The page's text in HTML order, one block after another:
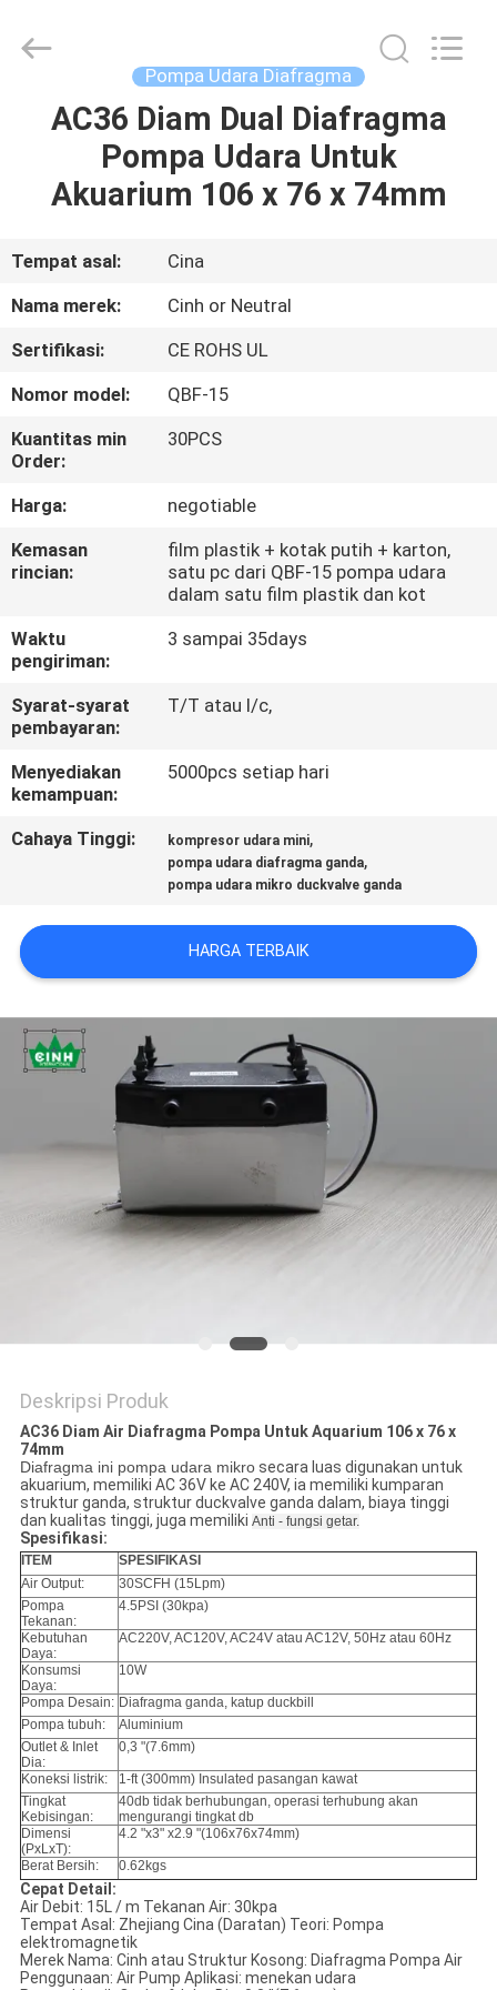
RUMAH
PRODUK
TENTANG
KAMI
TUR
PABRIK
KONTROL
KUALITAS
HUBUNGI
KAMI
BERITA
SITEMAP
PRIVACY
co.,limited.
Pompa Udara Diafragma
AC36 Diam Dual Diafragma
Pompa Udara Untuk
Akuarium 106 x 76 x 74mm
Tempat asal:
Cina
Nama merek:
Cinh or Neutral
Sertifikasi:
CE ROHS UL
Nomor model:
QBF-15
Kuantitas min
Order:
30PCS
Harga:
negotiable
Kemasan
rincian:
film plastik + kotak putih + karton,
satu pc dari QBF-15 pompa udara
dalam satu film plastik dan kot
Waktu
pengiriman:
3 sampai 35days
Syarat-syarat
pembayaran:
T/T atau l/c,
Menyediakan
kemampuan:
5000pcs setiap hari
Cahaya Tinggi: kompresor udara mini,
pompa udara diafragma ganda,
pompa udara mikro duckvalve ganda
HARGA TERBAIK
Deskripsi Produk
AC36 Diam Air Diafragma Pompa Untuk Aquarium 106 x 76 x
74mm
Diafragma ini pompa udara mikrosecara luas digunakan untuk
akuarium, memiliki AC 36V ke AC 240V, ia memiliki kumparan
struktur ganda, struktur duckvalve ganda dalam, biaya tinggi
dan kualitas tinggi, juga memiliki Anti - fungsi getar.
Spesifikasi:
ITEM
SPESIFIKASI
Air Output:
30SCFH (15Lpm)
Pompa
Tekanan:
4.5PSI (30kpa)
Kebutuhan
Daya:
AC220V, AC120V, AC24V atau AC12V, 50Hz atau 60Hz
Konsumsi
Daya:
10W
Pompa Desain: Diafragma ganda, katup duckbill
Pompa tubuh:
Aluminium
Outlet & Inlet
Dia:
0,3 "(7.6mm)
Koneksi listrik:
1-ft (300mm) Insulated pasangan kawat
Tingkat
Kebisingan:
40db tidak berhubungan, operasi terhubung akan
mengurangi tingkat db
Dimensi
(PxLxT):
4.2 "x3" x2.9 "(106x76x74mm)
Berat Bersih: 0.62kgs
Cepat Detail:
Air Debit: 15L / m Tekanan Air: 30kpa
Tempat Asal: Zhejiang Cina (Daratan) Teori: Pompa
elektromagnetik
Merek Nama: Cinh atau Struktur Kosong: Diafragma Pompa Air
Penggunaan: Air Pump Aplikasi: menekan udara